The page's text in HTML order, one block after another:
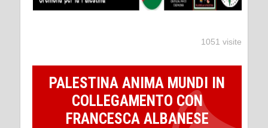
1051 visite
PALESTINA ANIMA MUNDI IN
COLLEGAMENTO CON
FRANCESCA ALBANESE